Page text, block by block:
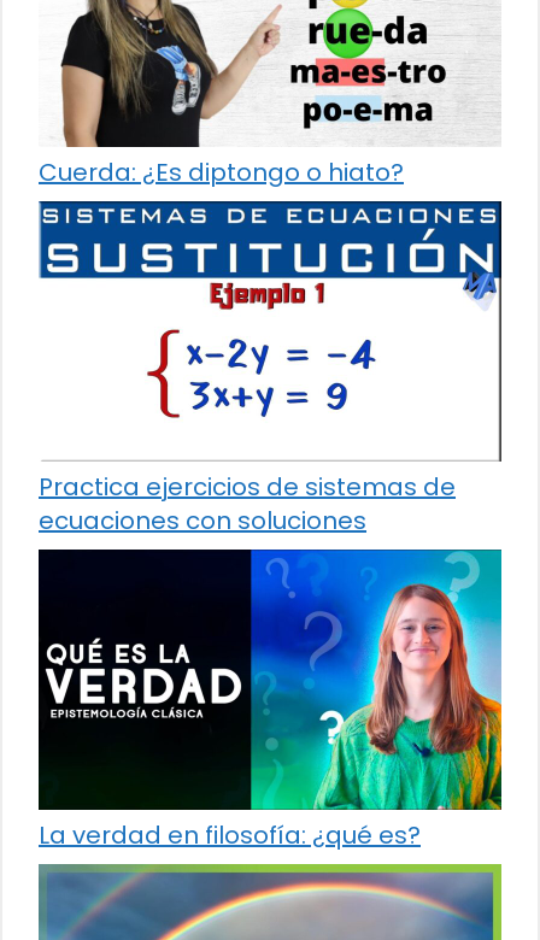
Cuerda: ¿Es diptongo o hiato?
Practica ejercicios de sistemas de
ecuaciones con soluciones
La verdad en filosofía: ¿qué es?